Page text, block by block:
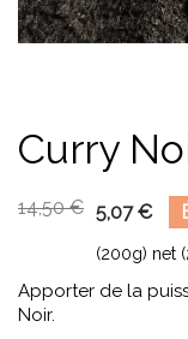
Curry
14,50 € 5,07 €
(200g) net
Apporter de la
Noir.